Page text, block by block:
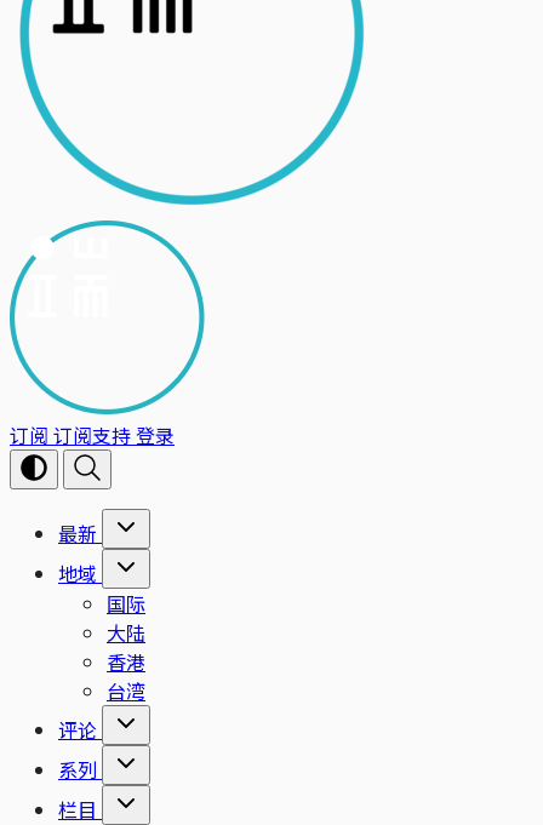
订阅 订阅支持登录
最新
地域
国际
大陆
香港
台湾
评论
系列
栏目